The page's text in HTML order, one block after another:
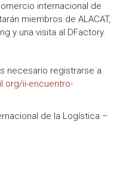
internacional de
miembros de ALACAT,
y una visita al DFactory.
necesario registrarse a
ii-encuentro-
de la Logística –